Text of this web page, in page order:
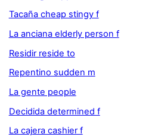
Tacaña cheap stingy f
La anciana elderly person f
Residir reside to
Repentino sudden m
La gente people
Decidida determined f
La cajera cashier f